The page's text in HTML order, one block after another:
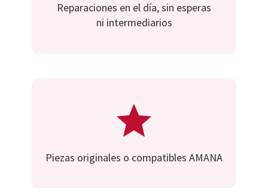
Reparaciones en el día, sin esperas
ni intermediarios
Piezas originales o compatibles AMANA